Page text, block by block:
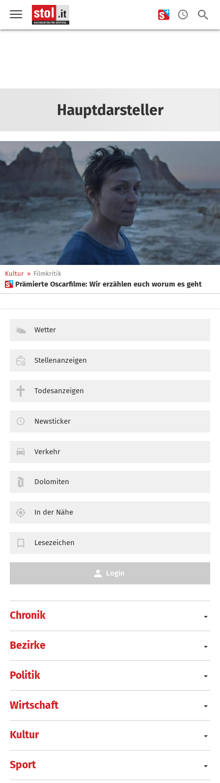
Hauptdarsteller
Kultur » Filmkritik
 Prämierte Oscarfilme: Wir erzählen euch worum es geht
Chronik
Bezirke
Politik
Wirtschaft
Kultur
Sport
Wetter
Stellenanzeigen
Todesanzeigen
Newsticker
Verkehr
Dolomiten
In der Nähe
Lesezeichen
Login